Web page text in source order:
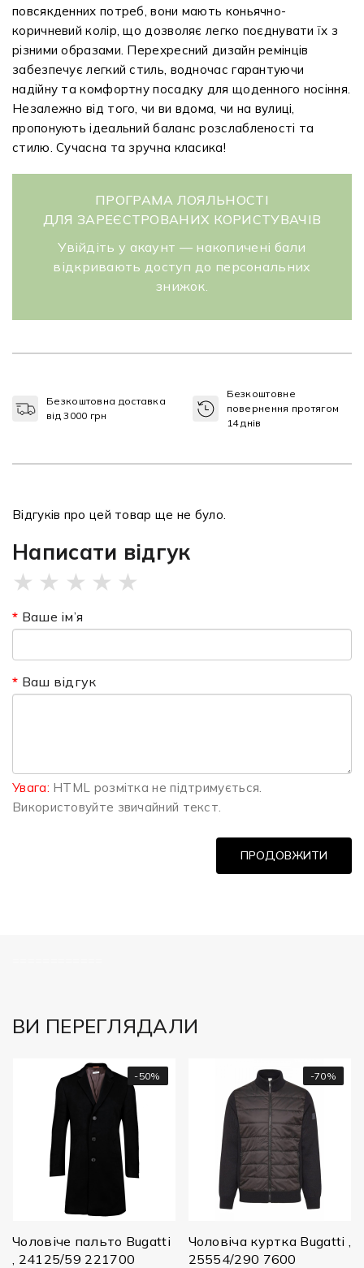
повсякденних потреб, вони мають коньячно-
коричневий колір, що дозволяє легко поєднувати їх з
різними образами. Перехресний дизайн ремінців
забезпечує легкий стиль, водночас гарантуючи
надійну та комфортну посадку для щоденного носіння.
Незалежно від того, чи ви вдома, чи на вулиці,
пропонують ідеальний баланс розслабленості та
стилю. Сучасна та зручна класика!
ПРОГРАМА ЛОЯЛЬНОСТІ
ДЛЯ ЗАРЕЄСТРОВАНИХ КОРИСТУВАЧІВ
Увійдіть у акаунт — накопичені бали
відкривають доступ до персональних
знижок.
Безкоштовна доставка
від 3000 грн
Безкоштовне
повернення протягом
14 днів
Відгуків про цей товар ще не було.
Написати відгук
★ ★ ★ ★ ★
Ваше ім’я
Ваш відгук
Увага: HTML розмітка не підтримується.
Використовуйте звичайний текст.
ПРОДОВЖИТИ
ВИ ПЕРЕГЛЯДАЛИ
-50%
Чоловіче пальто Bugatti
, 24125/59 221700
-70%
Чоловіча куртка Bugatti ,
25554/290 7600